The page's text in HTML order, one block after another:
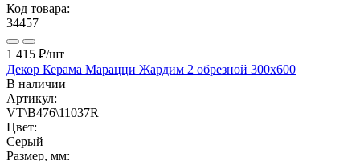
Код товара:
34457
1 415 ₽/шт
Декор Керама Марацци Жардим 2 обрезной 300x600
В наличии
Артикул:
VT\B476\11037R
Цвет:
Серый
Размер, мм: